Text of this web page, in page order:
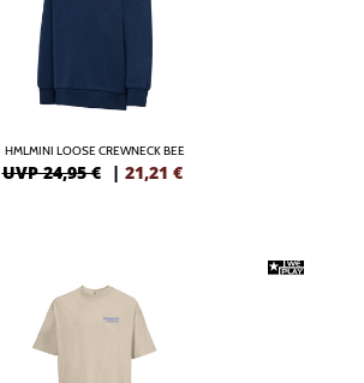
HMLMINI LOOSE CREWNECK BEE
UVP 24,95 € | 21,21 €